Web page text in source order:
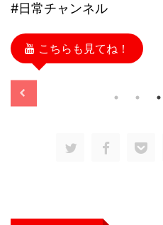
#日常チャンネル
こちらも見てね！
11/13